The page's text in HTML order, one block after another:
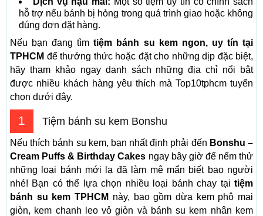
hỗ trợ nếu bánh bị hỏng trong quá trình giao hoặc không
đúng đơn đặt hàng.
Nếu bạn đang tìmtiệm bánh su kem ngon, uy tín tại
TPHCM để thưởng thức hoặc đặt cho những dịp đặc biệt,
hãy tham khảo ngay danh sách những địa chỉ nổi bật
được nhiều khách hàng yêu thích mà Top10tphcm tuyển
chọn dưới đây.
1 Tiệm bánh su kem Bonshu
Nếu thích bánh su kem, bạn nhất định phải đến Bonshu –
Cream Puffs & Birthday Cakes ngay bây giờ để nếm thử
những loại bánh mới lạ đã làm mê mẩn biết bao người
nhé! Bạn có thể lựa chọn nhiều loại bánh chay tại tiệm
bánh su kem TPHCM này, bao gồm dừa kem phô mai
giòn, kem chanh leo vỏ giòn và bánh su kem nhân kem